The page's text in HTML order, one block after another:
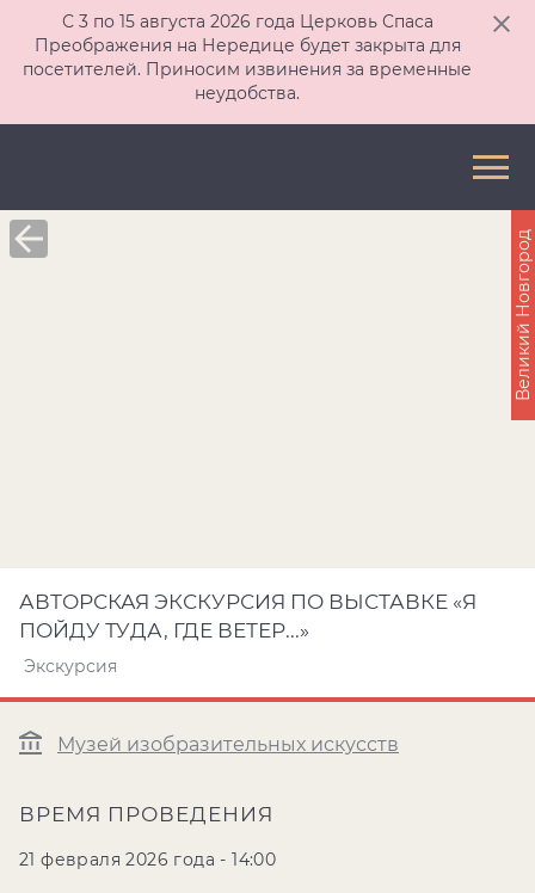
С 3 по 15 августа 2026 года Церковь Спаса
Преображения на Нередице будет закрыта для
посетителей. Приносим извинения за временные
неудобства.
АВТОРСКАЯ ЭКСКУРСИЯ ПО ВЫСТАВКЕ «Я
ПОЙДУ ТУДА, ГДЕ ВЕТЕР...»
Экскурсия
Музей изобразительных искусств
ВРЕМЯ ПРОВЕДЕНИЯ
21 февраля 2026 года - 14:00
Великий Новгород